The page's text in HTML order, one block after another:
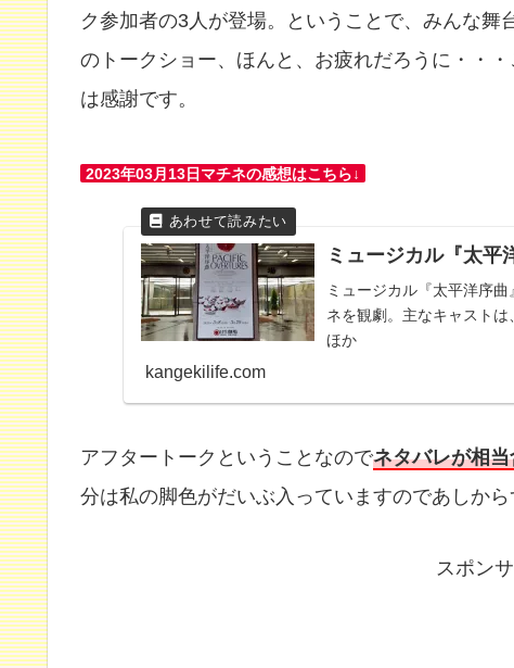
ク参加者の3人が登場。ということで、みんな
のトークショー、ほんと、お疲れだろうに・・
は感謝です。
2023年03月13日マチネの感想はこちら↓
ミュージカル『太平
ミュージカル『太平洋序
ネを観劇。主なキャストは
ほか
kangekilife.com
アフタートークということなのでネタバレが相
分は私の脚色がだいぶ入っていますのであしから
スポン